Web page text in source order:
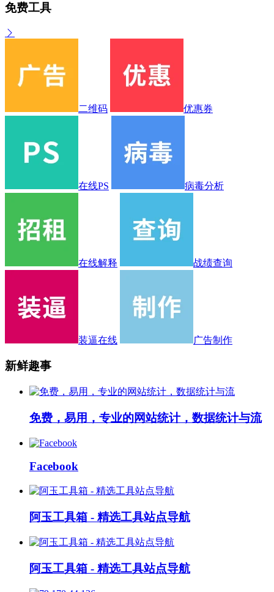
免费工具
二维码 优惠券
在线PS 病毒分析
在线解释 战绩查询
装逼在线 广告制作
新鲜趣事
免费，易用，专业的网站统计，数据统计与流
Facebook
阿玉工具箱 - 精选工具站点导航
阿玉工具箱 - 精选工具站点导航